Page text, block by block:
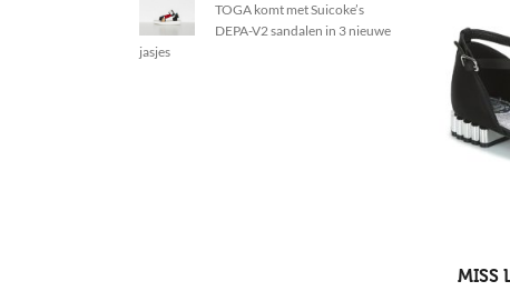
MISS
TOGA komt met Suicoke’s
DEPA-V2 sandalen in 3 nieuwe
jasjes